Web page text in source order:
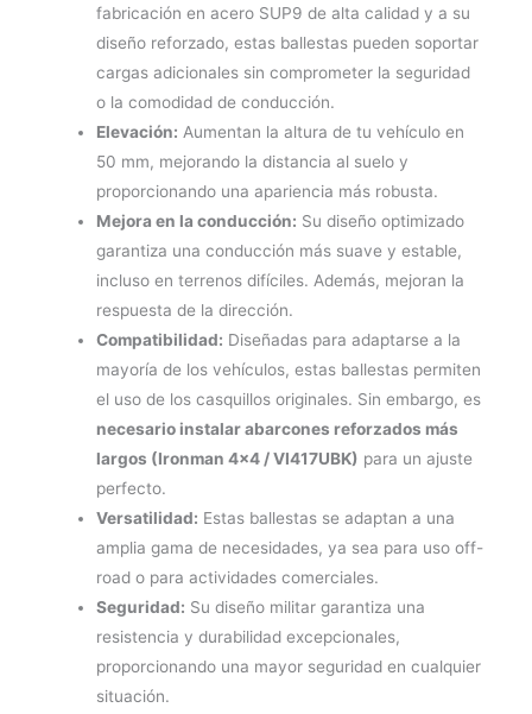
fabricación en acero SUP9 de alta calidad y a su
diseño reforzado, estas ballestas pueden soportar
cargas adicionales sin comprometer la seguridad
o la comodidad de conducción.
Elevación: Aumentan la altura de tu vehículo en
50 mm, mejorando la distancia al suelo y
proporcionando una apariencia más robusta.
Mejora en la conducción: Su diseño optimizado
garantiza una conducción más suave y estable,
incluso en terrenos difíciles. Además, mejoran la
respuesta de la dirección.
Compatibilidad: Diseñadas para adaptarse a la
mayoría de los vehículos, estas ballestas permiten
el uso de los casquillos originales. Sin embargo, es
necesario instalar abarcones reforzados más
largos (Ironman 4×4 / VI417UBK) para un ajuste
perfecto.
Versatilidad: Estas ballestas se adaptan a una
amplia gama de necesidades, ya sea para uso off-
road o para actividades comerciales.
Seguridad: Su diseño militar garantiza una
resistencia y durabilidad excepcionales,
proporcionando una mayor seguridad en cualquier
situación.